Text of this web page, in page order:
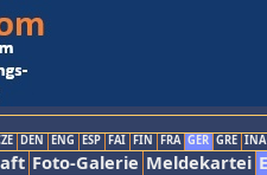
DEN ENG ESP FAI FIN FRA GER GRE INA
Foto-Galerie Meldekartei